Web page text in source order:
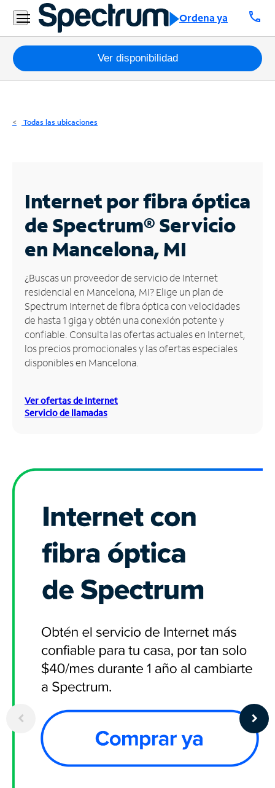
Ordena ya call
Residencial
Business
Paquetes
Internet
Business
Contáctanos
Inglés
Administrar
cuenta
Encuentra
una
tienda
Ver disponibilidad
Todas las ubicaciones
Internet por fibra óptica
de Spectrum®Servicio
en Mancelona, MI
¿Buscas un proveedor de servicio de Internet
residencial en Mancelona, MI? Elige un plan de
Spectrum Internet de fibra óptica con velocidades
de hasta 1 giga y obtén una conexión potente y
confiable. Consulta las ofertas actuales en Internet,
los precios promocionales y las ofertas especiales
disponibles en Mancelona.
Ver ofertas de Internet
Servicio de llamadas